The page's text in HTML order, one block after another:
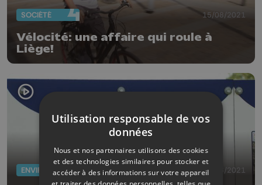
SOCIÉTÉ 15/08/2021
Vélocité: une affaire qui roule à
Liège!
ENVIRONNEMENT 15/06/2021
Utilisation responsable de vos
données
Nous et nos partenaires utilisons des cookies
et des technologies similaires pour stocker et
accéder à des informations sur votre appareil